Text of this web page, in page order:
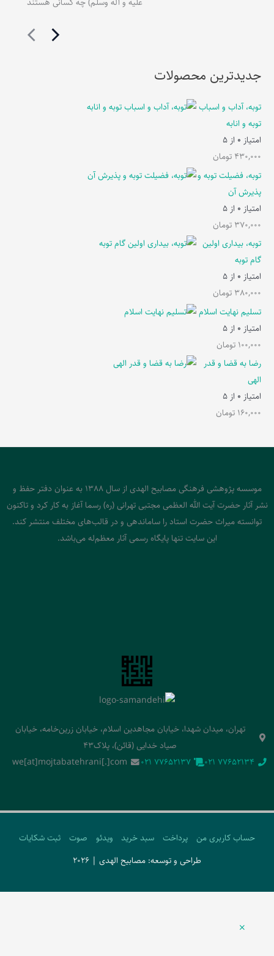
جدیدترین محصولات
توبه، آداب و اسباب
توبه و انابه
امتیاز 0 از 5
430,000 تومان
توبه، فضیلت توبه و
پذیرش آن
امتیاز 0 از 5
370,000 تومان
توبه، بیداری اولین
گام توبه
امتیاز 0 از 5
380,000 تومان
تسلیم نهایت اسلام
امتیاز 0 از 5
100,000 تومان
رضا به قضا و قدر
الهی
امتیاز 0 از 5
160,000 تومان
موسسه پژوهشی فرهنگی مصابیح الهدی از سال 1388 به عنوان دفتر حفظ و
نشر آثار حضرت آیت الله العظمی مجتبی تهرانی (ره) رسما آغاز به کار کرد و تاکنون
توانسته میراث حضرت استاد را ساماندهی و در قالب‌های مختلف منتشر کند.
این سایت تنها پایگاه رسمی آثار معظم‌له می‌باشد.
تهران، میدان شهدا، خیابان مجاهدین اسلام، خیابان زرین‌خامه، خیابان
صیاد خدایی (قائن)، پلاک43
‭021 77652134‬
‭021 77652137‬
we[at]mojtabatehrani[.]com
حساب کاربری من پرداخت سبد خرید ویدئو صوت
ثبت شکایات
طراحی و توسعه: مصابیح الهدی | 2026